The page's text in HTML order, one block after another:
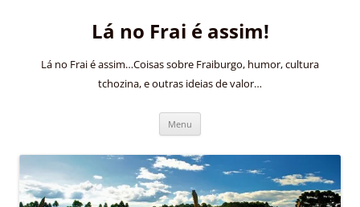
Lá no Frai é assim!
Lá no Frai é assim…Coisas sobre Fraiburgo, humor, cultura
tchozina, e outras ideias de valor…
Menu